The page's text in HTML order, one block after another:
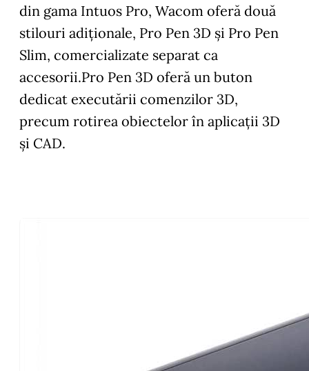
din gama Intuos Pro, Wacom oferă două
stilouri adiționale, Pro Pen 3D şi Pro Pen
Slim, comercializate separat ca
accesorii.Pro Pen 3D oferă un buton
dedicat executării comenzilor 3D,
precum rotirea obiectelor în aplicații 3D
și CAD.